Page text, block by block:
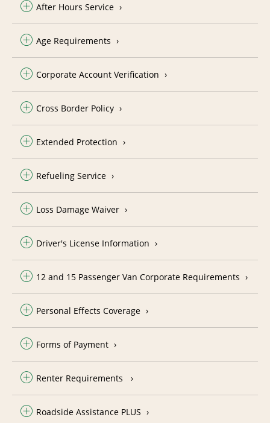
After Hours Service
Age Requirements
Corporate Account Verification
Cross Border Policy
Extended Protection
Refueling Service
Loss Damage Waiver
Driver's License Information
12 and 15 Passenger Van Corporate Requirements
Personal Effects Coverage
Forms of Payment
Renter Requirements
Roadside Assistance PLUS